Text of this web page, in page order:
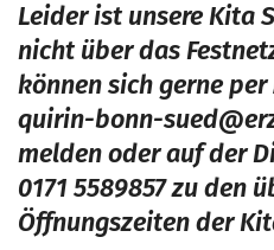
Leider ist unsere Kita
nicht über das
können sich gerne
quirin-bonn-
melden oder auf der
0171 5589857 zu den
Öffnungszeiten der